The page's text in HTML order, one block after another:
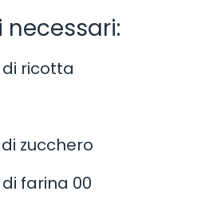
ricotta
zucchero
farina 00